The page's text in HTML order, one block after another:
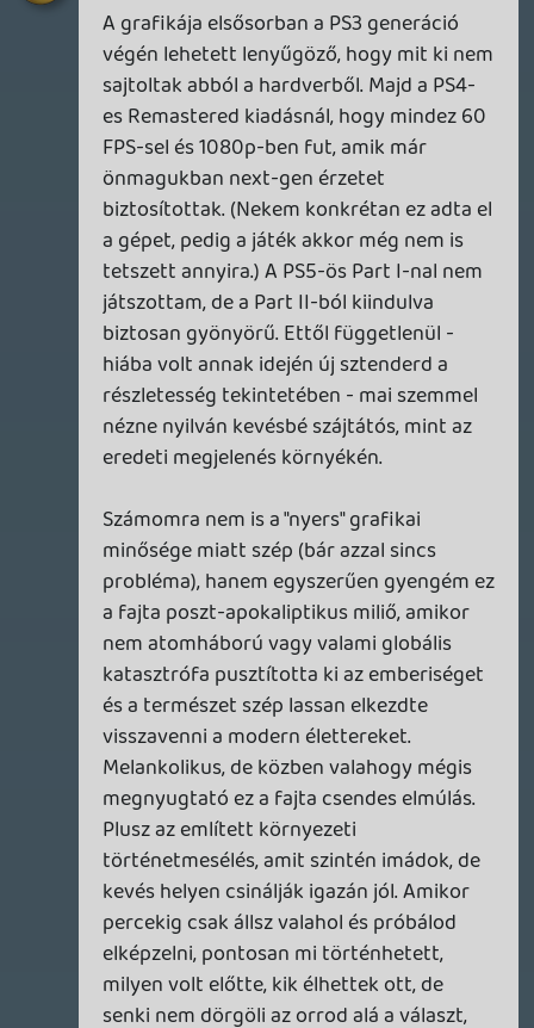
Matild 2026.07.28 18:55:34
2026.07.28 18:55:34 #21604
The Last of Us Remastered (PS4)
Tavasszal kezdtem, helyette idáig
húzódott, de csak meglett a 40. platinum.
(PS4-en az első)
Már kétszer ugyan lenyomtam régen
(kimaxolva a multit is), illetve az
Uncharted-eket is minden nehézségi
fokozaton eggyesével végigjátszottam,
úgyhogy itt sem szerettem volna
'stacking'-olni trófeákat, de mivel ez volt
soron következőnek, nem volt
választásom, kis okoskodás után egyből
ugrottam a Grounded Mode Plus-ba. (+
Left Behind utána) Ami kimaxolt upgrade-
ekkel is kőkemény tud lenni, nem hiába
amúgy is kevés lőszert. Az évek alatt már
mindenki mindent is elmondott a játékról,
nehéz újjal előállnom, de nem is kell.
Imádom, ennyi idő után sem érzem, hogy
rosszul öregedett volna, a játékmenet
sem. A karakterek és az atmoszféra a
hátán cipelik, én pedig mindig elveszek
benne, mégha most a hangsúly máson is
volt. Hiába lerágott csont a sztori és a
"zombi"-apokalipszis, az élmény, amit ad és
a mondanivalója számomra időtlen.
A kérdés már csak az, hogy mikor vágok
végre bele a 2. részbe.
2026.07.28 10:27:01 #215yd
😃 az is epic volt.
axl 2026.07.28 10:16:19